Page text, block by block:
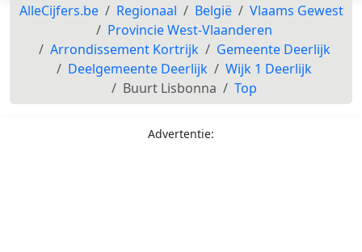
AlleCijfers.be Regionaal België
Vlaams Gewest
Provincie West-Vlaanderen
Arrondissement Kortrijk
Gemeente Deerlijk
Deelgemeente Deerlijk
Wijk 1 Deerlijk
Buurt Lisbonna
Top
Advertentie: